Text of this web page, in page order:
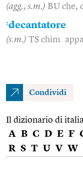
(agg., s.m.) BU che,
2decantatore
(s.m.) TS chim.
Condividi
Il dizionario di
A B C D E F
R S T U V W